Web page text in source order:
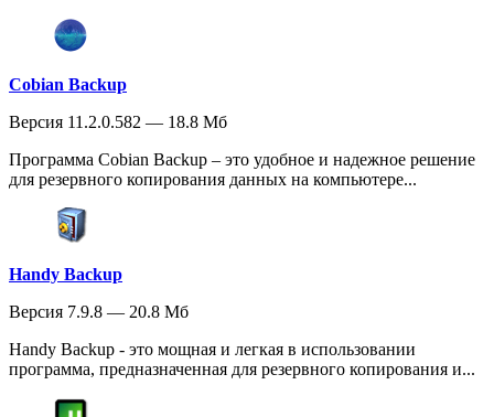
Cobian Backup
Версия 11.2.0.582 — 18.8 Мб
Программа Cobian Backup – это удобное и надежное решение
для резервного копирования данных на компьютере...
Handy Backup
Версия 7.9.8 — 20.8 Мб
Handy Backup - это мощная и легкая в использовании
программа, предназначенная для резервного копирования и...